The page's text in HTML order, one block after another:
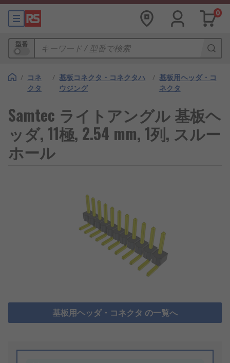
0
型番
/ コネ
クタ
/ 基板コネクタ・コネクタハ
ウジング
/ 基板用ヘッダ・コ
ネクタ
Samtec ライトアングル 基板ヘ
ッダ, 11極, 2.54 mm, 1列, スルー
ホール
基板用ヘッダ・コネクタ の一覧へ